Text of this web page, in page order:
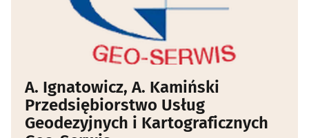
A. Ignatowicz, A. Kamiński
Przedsiębiorstwo Usług
Geodezyjnych i Kartograficznych